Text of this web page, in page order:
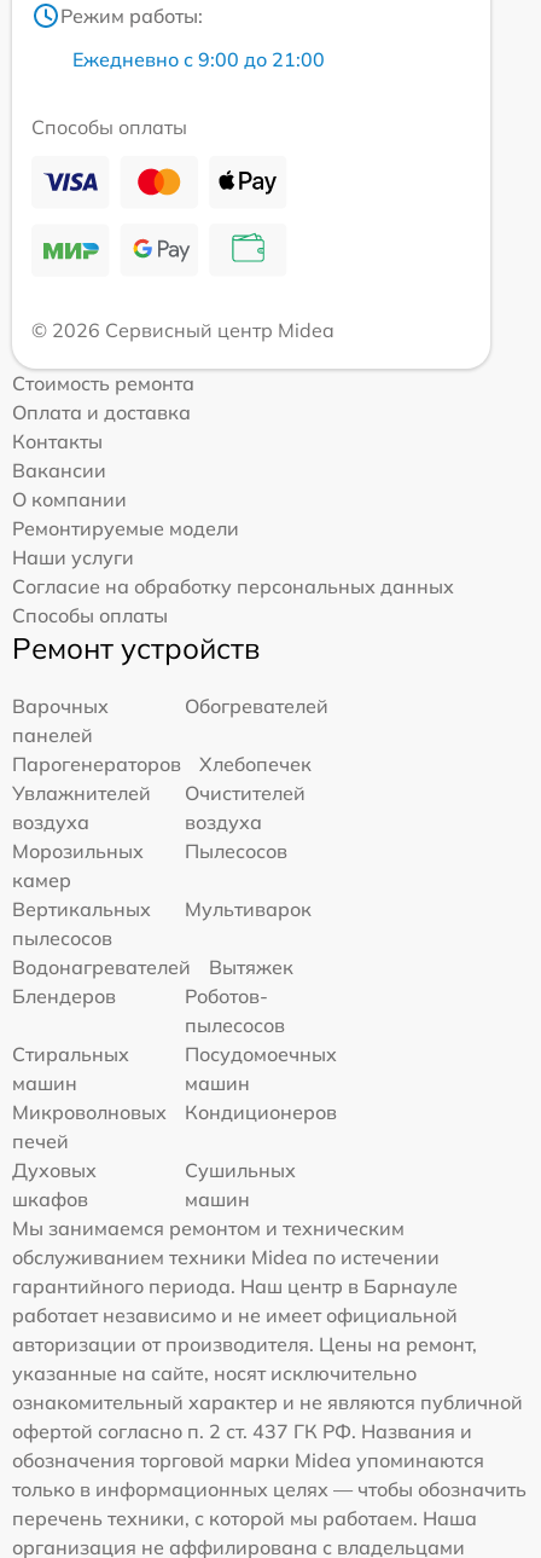
Режим работы:
Ежедневно с 9:00 до 21:00
Способы оплаты
© 2026 Сервисный центр Midea
Стоимость ремонта
Оплата и доставка
Контакты
Вакансии
О компании
Ремонтируемые модели
Наши услуги
Согласие на обработку персональных данных
Способы оплаты
Ремонт устройств
Варочных
панелей
Обогревателей
Парогенераторов
Хлебопечек
Увлажнителей
воздуха
Очистителей
воздуха
Морозильных
камер
Пылесосов
Вертикальных
пылесосов
Мультиварок
Водонагревателей
Вытяжек
Блендеров
Роботов-
пылесосов
Стиральных
машин
Посудомоечных
машин
Микроволновых
печей
Кондиционеров
Духовых
шкафов
Сушильных
машин
Мы занимаемся ремонтом и техническим
обслуживанием техники Midea по истечении
гарантийного периода. Наш центр в Барнауле
работает независимо и не имеет официальной
авторизации от производителя. Цены на ремонт,
указанные на сайте, носят исключительно
ознакомительный характер и не являются публичной
офертой согласно п. 2 ст. 437 ГК РФ. Названия и
обозначения торговой марки Midea упоминаются
только в информационных целях — чтобы обозначить
перечень техники, с которой мы работаем. Наша
организация не аффилирована с владельцами